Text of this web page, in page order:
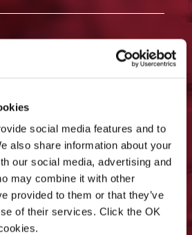
social media features and to
also share information about your
our social media, advertising and
may combine it with other
provided to them or that they’ve
of their services. Click the OK
seront traitées